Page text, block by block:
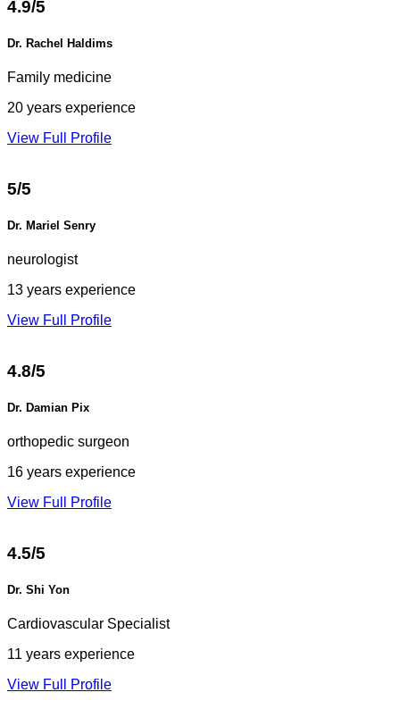
4.9/5
Dr. Rachel Haldims
Family medicine
20 years experience
View Full Profile
5/5
Dr. Mariel Senry
neurologist
13 years experience
View Full Profile
4.8/5
Dr. Damian Pix
orthopedic surgeon
16 years experience
View Full Profile
4.5/5
Dr. Shi Yon
Cardiovascular Specialist
11 years experience
View Full Profile